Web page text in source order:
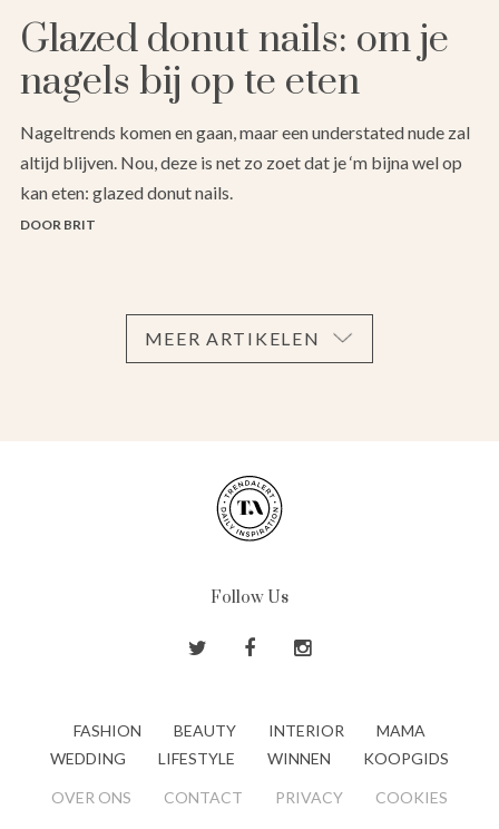
Glazed donut nails: om je
nagels bij op te eten
Nageltrends komen en gaan, maar een understated nude zal
altijd blijven. Nou, deze is net zo zoet dat je ‘m bijna wel op
kan eten: glazed donut nails.
DOOR BRIT
MEER ARTIKELEN
Follow Us
FASHION BEAUTY INTERIOR
MAMA
WEDDING
LIFESTYLE WINNEN KOOPGIDS
OVER ONS CONTACT PRIVACY COOKIES